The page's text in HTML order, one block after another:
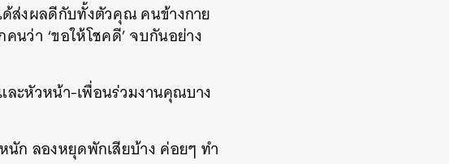
ส่งผลดีกับทั้งตัวคุณ คนข้างกาย
ว่า ‘ขอให้โชคดี’ จบกันอย่าง
ละหัวหน้า-เพื่อนร่วมงานคุณบาง
ก ลองหยุดพักเสียบ้าง ค่อยๆ ทำ